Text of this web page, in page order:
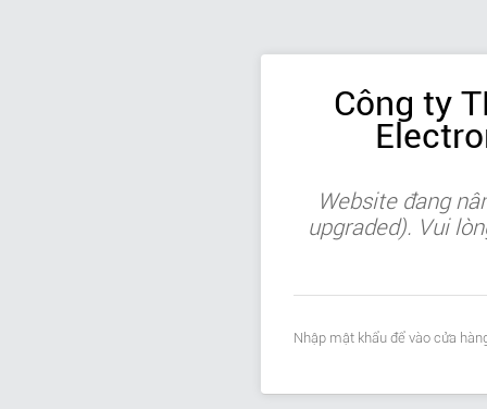
Công ty
Website đang
upgraded). Vui
Nhập mật khẩu để vào cửa